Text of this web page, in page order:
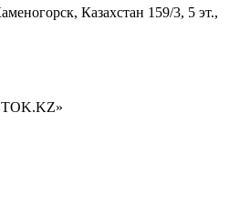
Казахстан 159/3, 5 эт.,